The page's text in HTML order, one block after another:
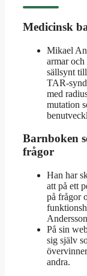
Medicinsk
Mikael
armar
sällsynt
TAR-
med
mutation
Barnboken
frågor
Han har
att på ett
på frågor
På sin
sig själv
andra.